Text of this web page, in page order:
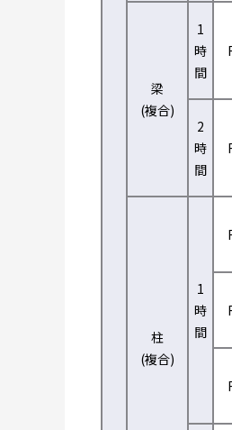
梁
(複合)
1
時
間
2
時
間
柱
(複合)
1
時
間